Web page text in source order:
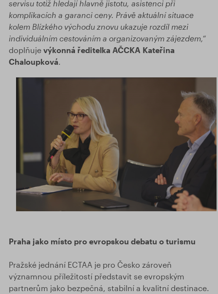
servisu totiž hledají hlavně jistotu, asistenci při
komplikacích a garanci ceny. Právě aktuální situace
kolem Blízkého východu znovu ukazuje rozdíl mezi
individuálním cestováním a organizovaným zájezdem,“
doplňuje výkonná ředitelka AČCKA Kateřina
Chaloupková.
Praha jako místo pro evropskou debatu o turismu
Pražské jednání ECTAA je pro Česko zároveň
významnou příležitostí představit se evropským
partnerům jako bezpečná, stabilní a kvalitní destinace.